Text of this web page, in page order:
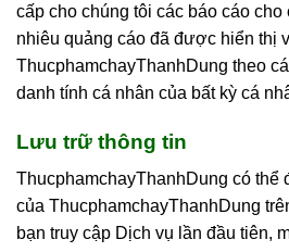
cấp cho chúng tôi các báo cáo
nhiêu quảng cáo đã được hiển thị
ThucphamchayThanhDung theo
danh tính cá nhân của bất kỳ cá
Lưu trữ thông tin
ThucphamchayThanhDung có thể
của ThucphamchayThanhDung
bạn truy cập Dịch vụ lần đầu tiên,